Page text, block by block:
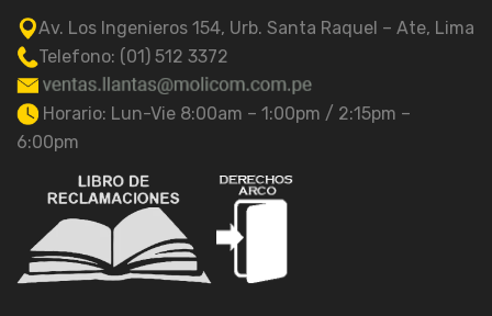
Av. Los Ingenieros 154, Urb. Santa Raquel – Ate, Lima
Telefono: (01) 512 3372
Horario: Lun-Vie 8:00am – 1:00pm / 2:15pm –
6:00pm